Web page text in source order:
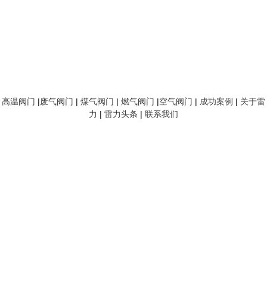
高温阀门 |废气阀门 | 煤气阀门 | 燃气阀门 |空气阀门 | 成功案例 | 关于雷
力 | 雷力头条 | 联系我们